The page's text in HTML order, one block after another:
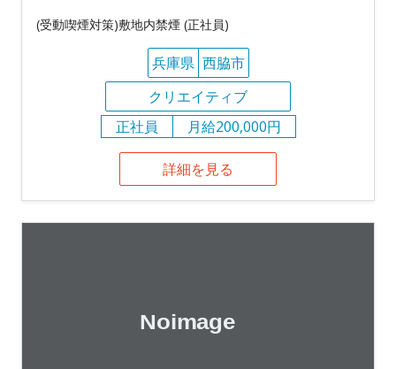
(受動喫煙対策)敷地内禁煙 (正社員)
兵庫県 西脇市
クリエイティブ
正社員
月給200,000円
詳細を見る